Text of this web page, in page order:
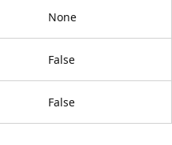
None
False
False